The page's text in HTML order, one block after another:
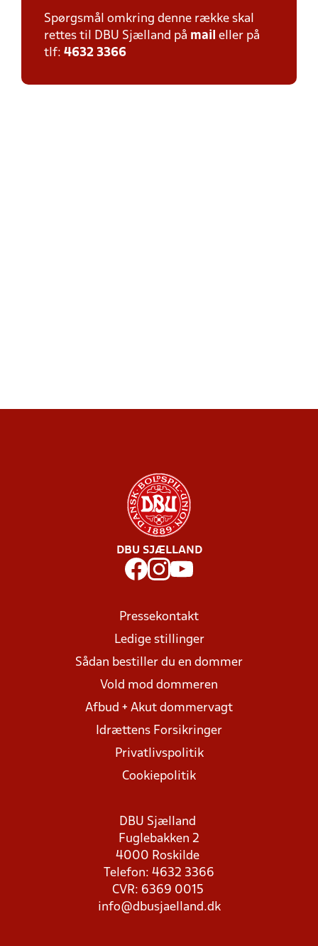
Spørgsmål omkring denne række skal
rettes til DBU Sjælland på mail eller på
tlf: 4632 3366
DBU SJÆLLAND
Pressekontakt
Ledige stillinger
Sådan bestiller du en dommer
Vold mod dommeren
Afbud + Akut dommervagt
Idrættens Forsikringer
Privatlivspolitik
Cookiepolitik
DBU Sjælland
Fuglebakken 2
4000 Roskilde
Telefon: 4632 3366
CVR: 6369 0015
info@dbusjaelland.dk